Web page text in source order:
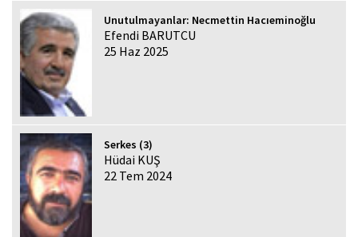
Unutulmayanlar: Necmettin Hacıeminoğlu
Efendi BARUTCU
25 Haz 2025
Serkes (3)
Hüdai KUŞ
22 Tem 2024